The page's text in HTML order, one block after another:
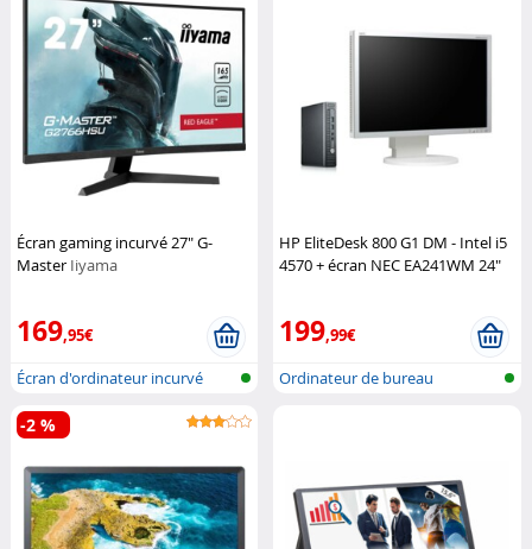
Écran gaming incurvé 27" G-
Master Iiyama
169,95€
Écran d'ordinateur incurvé
HP EliteDesk 800 G1 DM - Intel i5
4570 + écran NEC EA241WM 24"
199,99€
Ordinateur de bureau
-2 %